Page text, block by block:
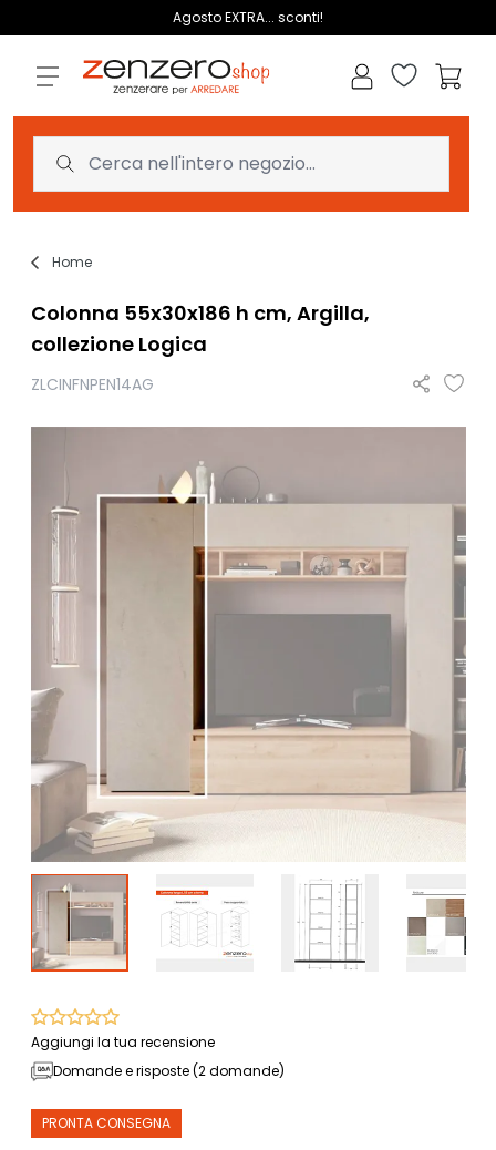
Agosto EXTRA... sconti!
Lista dei
Home
Colonna 55x30x186 h cm, Argilla,
collezione Logica
ZLCINFNPEN14AG
Aggiungi la tua recensione
Domande e risposte (2 domande)
PRONTA CONSEGNA